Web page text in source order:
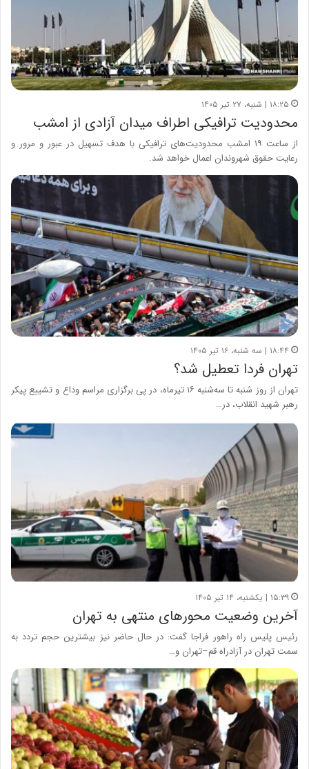
۱۸:۲۵ | شنبه، ۲۷ تیر ۱۴۰۵
محدودیت ترافیکی اطراف میدان آزادی از امشب
از ساعت ۱۹ امشب محدودیت‌های ترافیکی با هدف تسهیل در عبور و مرور و
رعایت حقوق شهروندان اعمال خواهد شد.
۱۸:۴۴ | سه شنبه، ۱۶ تیر ۱۴۰۵
تهران فردا تعطیل شد؟
تهران از روز شنبه تا سه‌شنبه ۱۶ تیرماه، در پی برگزاری مراسم وداع و تشییع پیکر
رهبر شهید انقلاب، در…
۱۵:۳۹ | یکشنبه، ۱۴ تیر ۱۴۰۵
آخرین وضعیت محورهای منتهی به تهران
رئیس پلیس راه راهور فراجا گفت: در حال حاضر نیز بیشترین حجم تردد به
سمت تهران در آزادراه قم–تهران و…